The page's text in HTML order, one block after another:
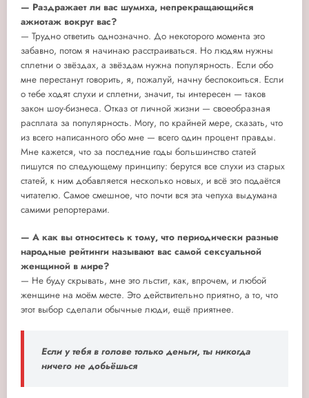
— Раздражает ли вас шумиха, непрекращающийся
ажиотаж вокруг вас?
— Трудно ответить однозначно. До некоторого момента это
забавно, потом я начинаю расстраиваться. Но людям нужны
сплетни о звёздах, а звёздам нужна популярность. Если обо
мне перестанут говорить, я, пожалуй, начну беспокоиться. Если
о тебе ходят слухи и сплетни, значит, ты интересен — таков
закон шоу-бизнеса. Отказ от личной жизни — своеобразная
расплата за популярность. Могу, по крайней мере, сказать, что
из всего написанного обо мне — всего один процент правды.
Мне кажется, что за последние годы большинство статей
пишутся по следующему принципу: берутся все слухи из старых
статей, к ним добавляется несколько новых, и всё это подаётся
читателю. Самое смешное, что почти вся эта чепуха выдумана
самими репортерами.
— А как вы относитесь к тому, что периодически разные
народные рейтинги называют вас самой сексуальной
женщиной в мире?
— Не буду скрывать, мне это льстит, как, впрочем, и любой
женщине на моём месте. Это действительно приятно, а то, что
этот выбор сделали обычные люди, ещё приятнее.
Если у тебя в голове только деньги, ты никогда
ничего не добьёшься